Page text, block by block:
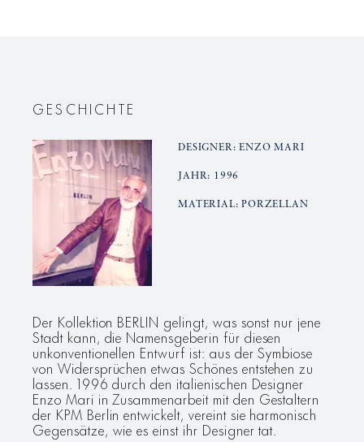
GESCHICHTE
DESIGNER: ENZO MARI
JAHR: 1996
MATERIAL: PORZELLAN
Der Kollektion BERLIN gelingt, was sonst nur jene
Stadt kann, die Namensgeberin für diesen
unkonventionellen Entwurf ist: aus der Symbiose
von Widersprüchen etwas Schönes entstehen zu
lassen. 1996 durch den italienischen Designer
Enzo Mari in Zusammenarbeit mit den Gestaltern
der KPM Berlin entwickelt, vereint sie harmonisch
Gegensätze, wie es einst ihr Designer tat.